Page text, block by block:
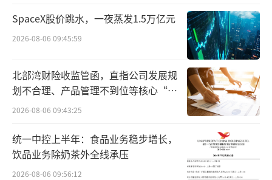
看来，中国市场占加拿大鹅整体业绩的近三分
之一，是其最重要的市场，频繁更换操盘手不
对于此番任命，谢霖表示：“期待与团队
携手并进，进一步提升品牌在中国市场的影响
力，为实现战略增长开拓新机遇。”
业绩增速放缓
SpaceX股价跳水，一夜蒸发1.5万亿元
2026-08-06 09:45:59
北部湾财险收监管函，直指公司发展规
划不合理、产品管理不到位等核心“痛
点”
2026-08-06 09:43:25
统一中控上半年：食品业务稳步增长，
饮品业务除奶茶外全线承压
2026-08-06 09:56:12